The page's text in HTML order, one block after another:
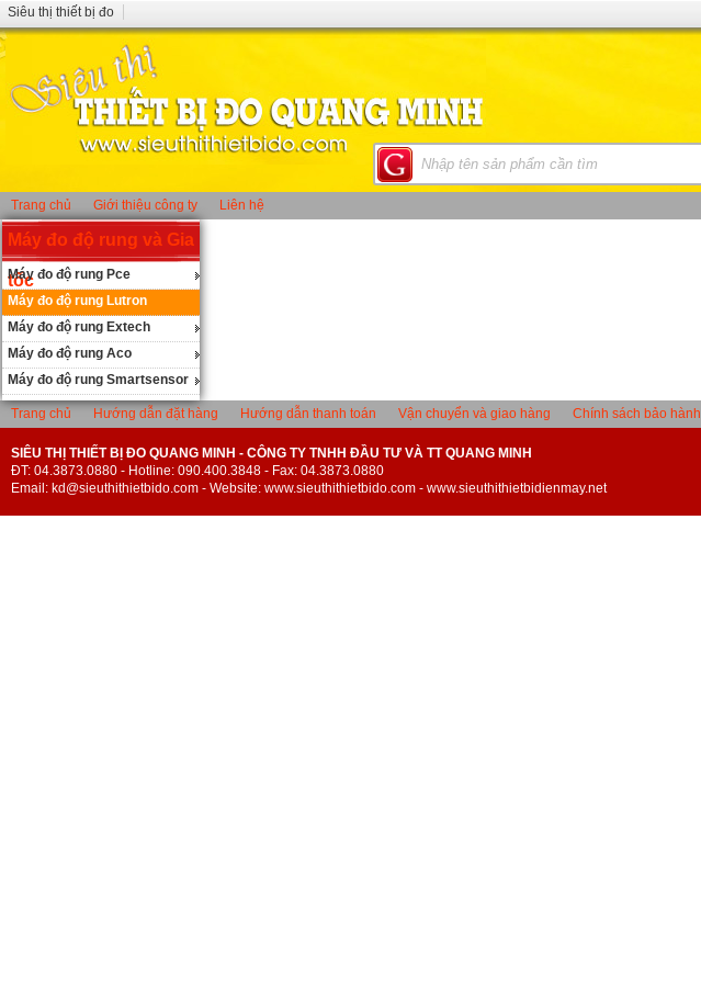
Siêu thị thiết bị đo
Trang chủ Giới thiệu công ty Liên hệ
Máy đo độ rung và Gia
tốc
Máy đo độ rung Pce
Máy đo độ rung Lutron
Máy đo độ rung Extech
Máy đo độ rung Aco
Máy đo độ rung Smartsensor
Trang chủ Hướng dẫn đặt hàng Hướng dẫn thanh toán Vận chuyển và giao hàng Chính sách bảo hành
SIÊU THỊ THIẾT BỊ ĐO QUANG MINH - CÔNG TY TNHH ĐẦU TƯ VÀ TT QUANG MINH
ĐT: 04.3873.0880 - Hotline: 090.400.3848 - Fax: 04.3873.0880
Email: kd@sieuthithietbido.com - Website: www.sieuthithietbido.com - www.sieuthithietbidienmay.net